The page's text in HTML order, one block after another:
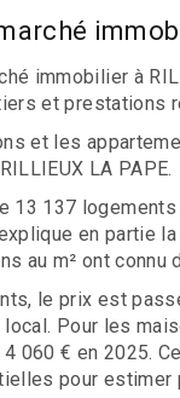
immobilier à
et prestations
et les
LA PAPE.
13 137
en partie
au m² ont
le prix est
Pour les
060 € en 2025.
pour estimer